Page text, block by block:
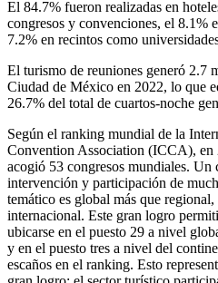
El 84.7% fueron realizadas en
congresos y convenciones, el 8.1%
7.2% en recintos como
El turismo de reuniones generó 2.7
Ciudad de México en 2022, lo que
26.7% del total de cuartos-noche
Según el ranking mundial de la
Convention Association (ICCA),
acogió 53 congresos mundiales. Un
intervención y participación de
temático es global más que
internacional. Este gran logro
ubicarse en el puesto 29 a nivel
y en el puesto tres a nivel del
escaños en el ranking. Esto